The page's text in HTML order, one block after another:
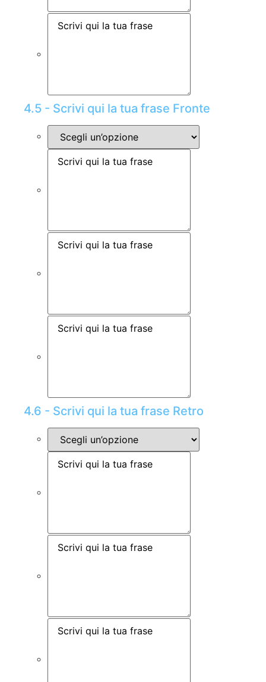
4.5 - Scrivi qui la tua frase Fronte
4.6 - Scrivi qui la tua frase Retro